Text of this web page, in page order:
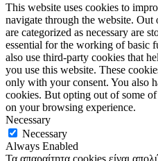
This website uses cookies to
navigate through the website. Out
are categorized as necessary are
essential for the working of basic
also use third-party cookies that
you use this website. These
only with your consent. You also
cookies. But opting out of some
on your browsing experience.
Necessary
Necessary
Always Enabled
Τα απαραίτητα cookies είναι